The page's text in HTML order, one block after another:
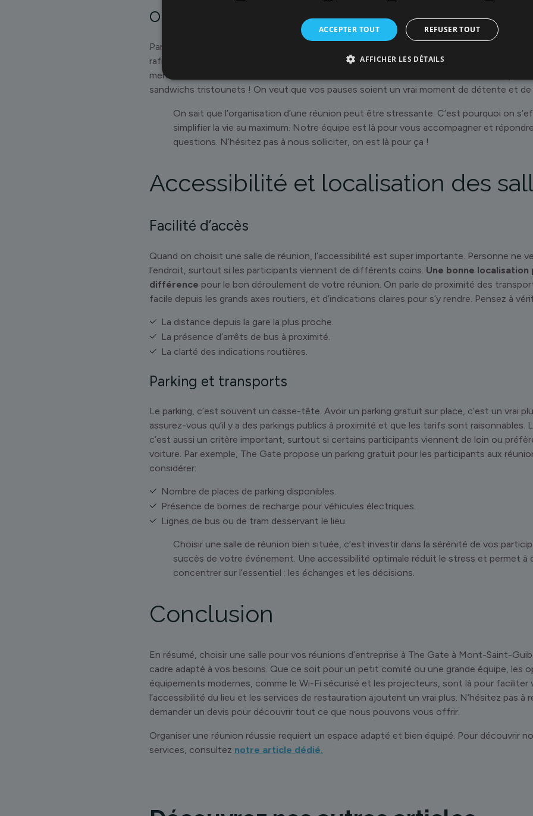
Options de restauration
Parce qu’une réunion réussie, c’est aussi une pause gourmande, on propose différentes
rafraîchissements (café, thé, snacks) sont disponibles en permanence. Pour les repas, on
menu sur commande. On travaille aussi avec des traiteurs locaux et des food trucks pour
sandwichs tristounets ! On veut que vos pauses soient un vrai moment de détente et de
On sait que l’organisation d’une réunion peut être stressante. C’est pourquoi on
simplifier la vie au maximum. Notre équipe est là pour vous accompagner et
questions. N’hésitez pas à nous solliciter, on est là pour ça !
Accessibilité et localisation des
Facilité d’accès
Quand on choisit une salle de réunion, l’accessibilité est super importante. Personne ne
l’endroit, surtout si les participants viennent de différents coins. Une bonne
différence pour le bon déroulement de votre réunion. On parle de proximité des
facile depuis les grands axes routiers, et d’indications claires pour s’y rendre. Pensez à
La distance depuis la gare la plus proche.
La présence d’arrêts de bus à proximité.
La clarté des indications routières.
Parking et transports
Le parking, c’est souvent un casse-tête. Avoir un parking gratuit sur place, c’est un vrai
assurez-vous qu’il y a des parkings publics à proximité et que les tarifs sont raisonnables.
c’est aussi un critère important, surtout si certains participants viennent de loin ou
voiture. Par exemple, The Gate propose un parking gratuit pour les participants aux
considérer:
Nombre de places de parking disponibles.
Présence de bornes de recharge pour véhicules électriques.
Lignes de bus ou de tram desservant le lieu.
Choisir une salle de réunion bien située, c’est investir dans la sérénité de vos
succès de votre événement. Une accessibilité optimale réduit le stress et permet à
concentrer sur l’essentiel : les échanges et les décisions.
Conclusion
En résumé, choisir une salle pour vos réunions d’entreprise à The Gate à Mont-Saint-
cadre adapté à vos besoins. Que ce soit pour un petit comité ou une grande équipe, les
équipements modernes, comme le Wi-Fi sécurisé et les projecteurs, sont là pour faciliter
l’accessibilité du lieu et les services de restauration ajoutent un vrai plus. N’hésitez pas à
demander un devis pour découvrir tout ce que nous pouvons vous offrir.
Organiser une réunion réussie requiert un espace adapté et bien équipé. Pour découvrir
services, consultez notre article dédié.
ACCEPTER TOUT REFUSER TOUT
AFFICHER LES DÉTAILS